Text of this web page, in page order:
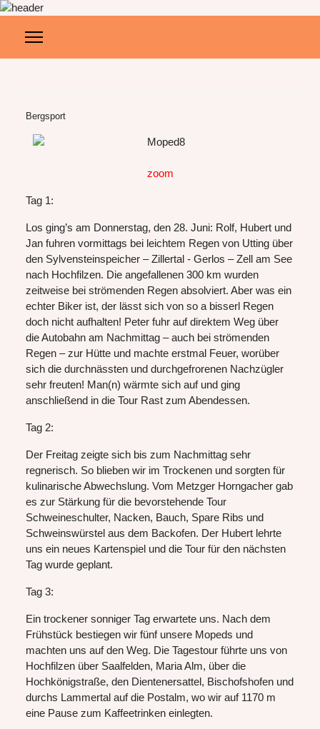
Bergsport
zoom
Tag 1:
Los ging’s am Donnerstag, den 28. Juni: Rolf, Hubert und
Jan fuhren vormittags bei leichtem Regen von Utting über
den Sylvensteinspeicher – Zillertal - Gerlos – Zell am See
nach Hochfilzen. Die angefallenen 300 km wurden
zeitweise bei strömenden Regen absolviert. Aber was ein
echter Biker ist, der lässt sich von so a bisserl Regen
doch nicht aufhalten! Peter fuhr auf direktem Weg über
die Autobahn am Nachmittag – auch bei strömenden
Regen – zur Hütte und machte erstmal Feuer, worüber
sich die durchnässten und durchgefrorenen Nachzügler
sehr freuten! Man(n) wärmte sich auf und ging
anschließend in die Tour Rast zum Abendessen.
Tag 2:
Der Freitag zeigte sich bis zum Nachmittag sehr
regnerisch. So blieben wir im Trockenen und sorgten für
kulinarische Abwechslung. Vom Metzger Horngacher gab
es zur Stärkung für die bevorstehende Tour
Schweineschulter, Nacken, Bauch, Spare Ribs und
Schweinswürstel aus dem Backofen. Der Hubert lehrte
uns ein neues Kartenspiel und die Tour für den nächsten
Tag wurde geplant.
Tag 3:
Ein trockener sonniger Tag erwartete uns. Nach dem
Frühstück bestiegen wir fünf unsere Mopeds und
machten uns auf den Weg. Die Tagestour führte uns von
Hochfilzen über Saalfelden, Maria Alm, über die
Hochkönigstraße, den Dientenersattel, Bischofshofen und
durchs Lammertal auf die Postalm, wo wir auf 1170 m
eine Pause zum Kaffeetrinken einlegten.